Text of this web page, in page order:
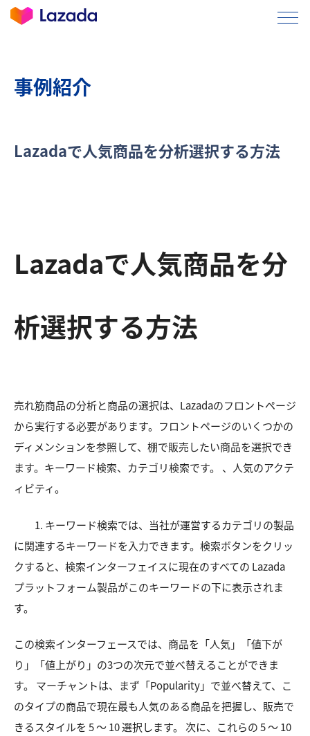
事例紹介
Lazadaで人気商品を分析選択する方法
Lazadaで人気商品を分
析選択する方法
売れ筋商品の分析と商品の選択は、Lazadaのフロントページ
から実行する必要があります。フロントページのいくつかの
ディメンションを参照して、棚で販売したい商品を選択でき
ます。キーワード検索、カテゴリ検索です。 、人気のアクテ
ィビティ。
1. キーワード検索では、当社が運営するカテゴリの製品
に関連するキーワードを入力できます。検索ボタンをクリッ
クすると、検索インターフェイスに現在のすべての Lazada
プラットフォーム製品がこのキーワードの下に表示されま
す。
この検索インターフェースでは、商品を「人気」「値下が
り」「値上がり」の3つの次元で並べ替えることができま
す。 マーチャントは、まず「Popularity」で並べ替えて、こ
のタイプの商品で現在最も人気のある商品を把握し、販売で
きるスタイルを 5 ～ 10 選択します。 次に、これらの 5 ～ 10